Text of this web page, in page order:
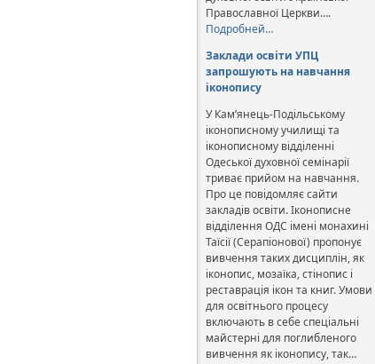
Православної Церкви….
Подробней…
Заклади освіти УПЦ
запрошують на навчання
іконопису
У Кам’янець-Подільському
іконописному училищі та
іконописному відділенні
Одеської духовної семінарії
триває прийом на навчання.
Про це повідомляє сайти
закладів освіти. Іконописне
відділення ОДС імені монахині
Таїсії (Серапіонової) пропонує
вивчення таких дисциплін, як
іконопис, мозаїка, стінопис і
реставрація ікон та книг. Умови
для освітнього процесу
включають в себе спеціальні
майстерні для поглибленого
вивчення як іконопису, так…